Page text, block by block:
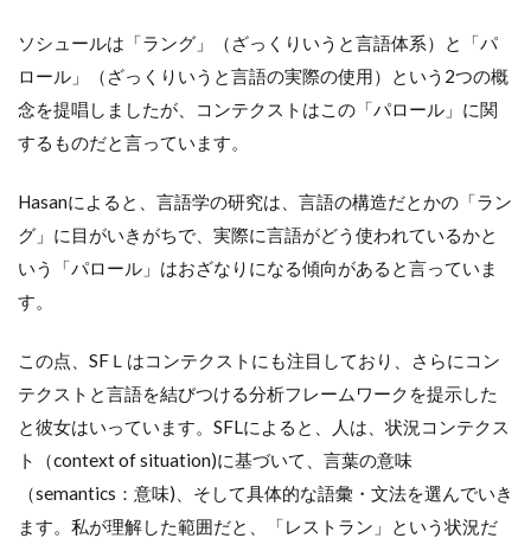
ソシュールは「ラング」（ざっくりいうと言語体系）と「パ
ロール」（ざっくりいうと言語の実際の使用）という2つの概
念を提唱しましたが、コンテクストはこの「パロール」に関
するものだと言っています。
Hasanによると、言語学の研究は、言語の構造だとかの「ラン
グ」に目がいきがちで、実際に言語がどう使われているかと
いう「パロール」はおざなりになる傾向があると言っていま
す。
この点、SFＬはコンテクストにも注目しており、さらにコン
テクストと言語を結びつける分析フレームワークを提示した
と彼女はいっています。SFLによると、人は、状況コンテクス
ト（context of situation)に基づいて、言葉の意味
（semantics：意味)、そして具体的な語彙・文法を選んでいき
ます。私が理解した範囲だと、「レストラン」という状況だ